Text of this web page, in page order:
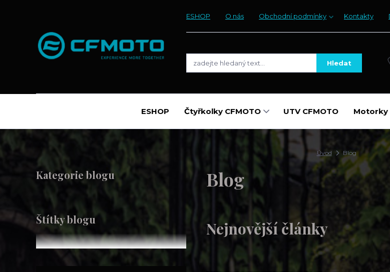
ESHOP O nás Obchodní podmínky Kontakty
Hledat
ESHOP Čtyřkolky CFMOTO UTV CFMOTO Motorky
Úvod Blog
Kategorie blogu
Štítky blogu
Blog
Nejnovější články